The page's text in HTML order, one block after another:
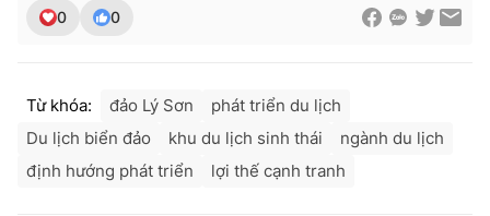
0 0
Từ khóa: đảo Lý Sơn
phát triển du lịch
Du lịch biển đảo
khu du lịch sinh thái
ngành du lịch
định hướng phát triển
lợi thế cạnh tranh